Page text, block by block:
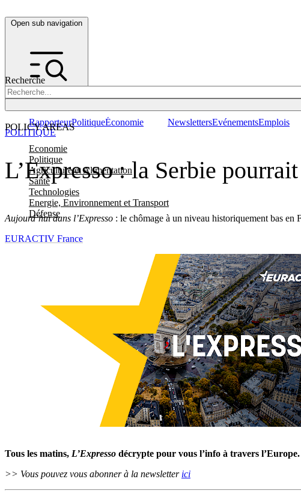
Open sub navigation
Recherche
POLICY AREAS
Economie
Politique
Agriculture et Alimentation
Santé
Technologies
Energie, Environnement et Transport
Défense
RapporteurPolitiqueÉconomie NewslettersEvénementsEmplois
L’Expresso : la Serbie
Aujourd’hui dans l’Expresso : le chômage à un niveau historiquement bas
POLITIQUE
EURACTIV France
Tous les matins, L’Expresso décrypte pour vous l’info à travers l’Europe.
>> Vous pouvez vous abonner à la newsletter ici